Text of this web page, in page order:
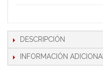
DESCRIPCIÓN
INFORMACIÓN ADICIONAL